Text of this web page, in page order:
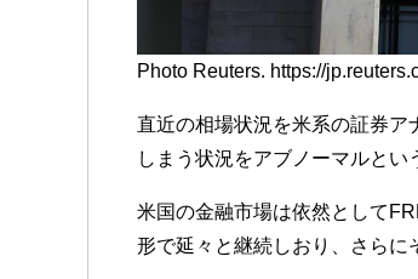
Photo Reuters. https://
直近の相場状況を米系の証券ア
しまう状況をアブノーマルとい
米国の金融市場は依然として
形で延々と継続しおり、さらに